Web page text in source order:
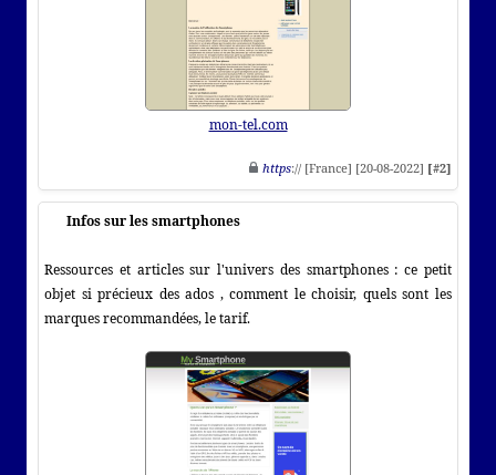
mon-tel.com
https:// [France] [20-08-2022] [#2]
Infos sur les smartphones
Ressources et articles sur l'univers des smartphones : ce petit
objet si précieux des ados , comment le choisir, quels sont les
marques recommandées, le tarif.